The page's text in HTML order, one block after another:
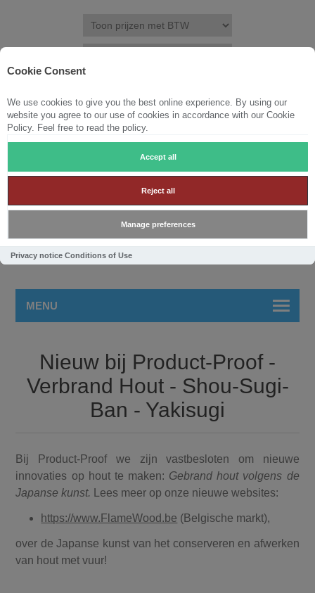
Cookie Consent
We use cookies to give you the best online experience. By using our
website you agree to our use of cookies in accordance with our Cookie
Policy. Feel free to read the policy.
Accept all
Reject all
Manage preferences
Privacy notice Conditions of Use
REGISTREREN INLOGGEN VERLANGLIJST (0)
WINKELWAGEN 0
MENU
Nieuw bij Product-Proof -
Verbrand Hout - Shou-Sugi-
Ban - Yakisugi
Bij Product-Proof we zijn vastbesloten om nieuwe
innovaties op hout te maken: Gebrand hout volgens de
Japanse kunst.
Lees meer op onze nieuwe websites:
https://www.FlameWood.be (Belgische markt),
over de Japanse kunst van het conserveren en afwerken
van hout met vuur!